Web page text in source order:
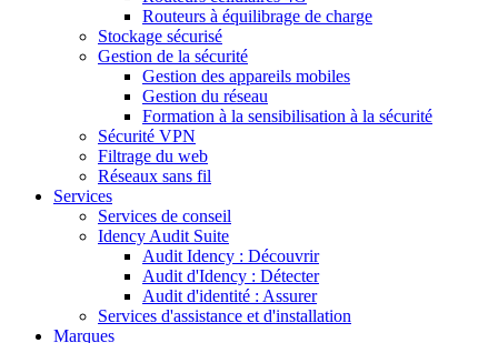
Routeurs à équilibrage de charge
Stockage sécurisé
Gestion de la sécurité
Gestion des appareils mobiles
Gestion du réseau
Formation à la sensibilisation à la sécurité
Sécurité VPN
Filtrage du web
Réseaux sans fil
Services
Services de conseil
Idency Audit Suite
Audit Idency : Découvrir
Audit d'Idency : Détecter
Audit d'identité : Assurer
Services d'assistance et d'installation
Marques